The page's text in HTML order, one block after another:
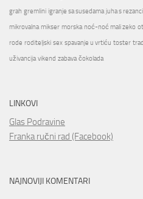
grah gremlini igranje sa susedama juha s
mikrovalna mikser morska noć-noć mali zeko
rode roditeljski sex spavanje u vrtiću toster
uživancija vikend zabava čokolada
LINKOVI
Glas Podravine
Franka ručni rad (Facebook)
NAJNOVIJI KOMENTARI